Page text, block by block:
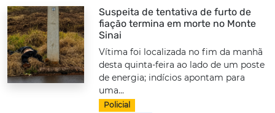
Suspeita de tentativa de furto de
fiação termina em morte no Monte
Sinai
Vítima foi localizada no fim da manhã
desta quinta-feira ao lado de um poste
de energia; indícios apontam para
uma...
Policial